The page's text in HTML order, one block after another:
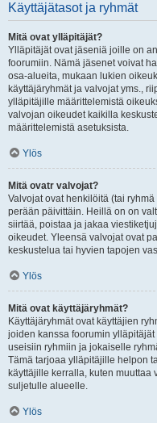
Käyttäjätasot ja ryhmät
Mitä ovat ylläpitäjät?
Ylläpitäjät ovat jäseniä joille on
foorumiin. Nämä jäsenet voivat
osa-alueita, mukaan lukien
käyttäjäryhmät ja valvojat yms.,
ylläpitäjille määrittelemistä
valvojan oikeudet kaikilla
määrittelemistä asetuksista.
Ylös
Mitä ovatr valvojat?
Valvojat ovat henkilöitä (tai
perään päivittäin. Heillä on on
siirtää, poistaa ja jakaa
oikeudet. Yleensä valvojat ovat
keskustelua tai hyvien tapojen
Ylös
Mitä ovat käyttäjäryhmät?
Käyttäjäryhmät ovat käyttäjien
joiden kanssa foorumin
useisiin ryhmiin ja jokaiselle
Tämä tarjoaa ylläpitäjille helpon
käyttäjille kerralla, kuten
suljetulle alueelle.
Ylös